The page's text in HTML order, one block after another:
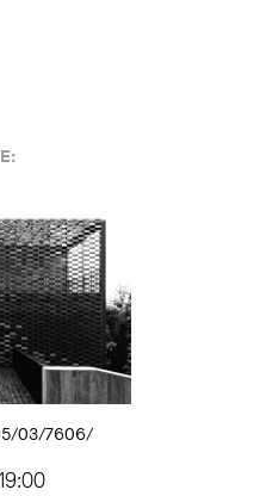
i Ciutat Sostenible,
03/7606/